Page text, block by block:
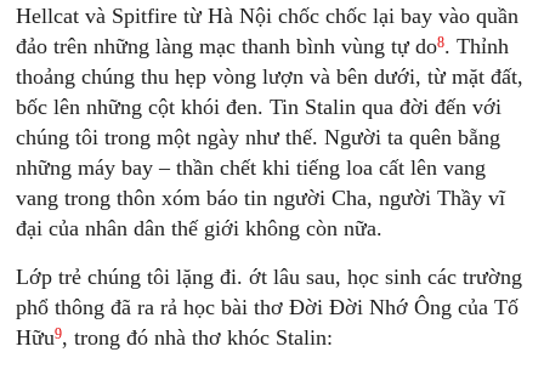
Hellcat và Spitfire từ Hà Nội chốc chốc lại bay vào quần
đảo trên những làng mạc thanh bình vùng tự do8. Thỉnh
thoảng chúng thu hẹp vòng lượn và bên dưới, từ mặt đất,
bốc lên những cột khói đen. Tin Stalin qua đời đến với
chúng tôi trong một ngày như thế. Người ta quên bẵng
những máy bay – thần chết khi tiếng loa cất lên vang
vang trong thôn xóm báo tin người Cha, người Thầy vĩ
đại của nhân dân thế giới không còn nữa.
Lớp trẻ chúng tôi lặng đi. ớt lâu sau, học sinh các trường
phổ thông đã ra rả học bài thơ Ðời Ðời Nhớ Ông của Tố
Hữu9, trong đó nhà thơ khóc Stalin: